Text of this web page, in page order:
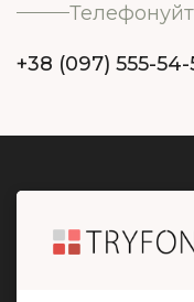
+38 (097) 555-